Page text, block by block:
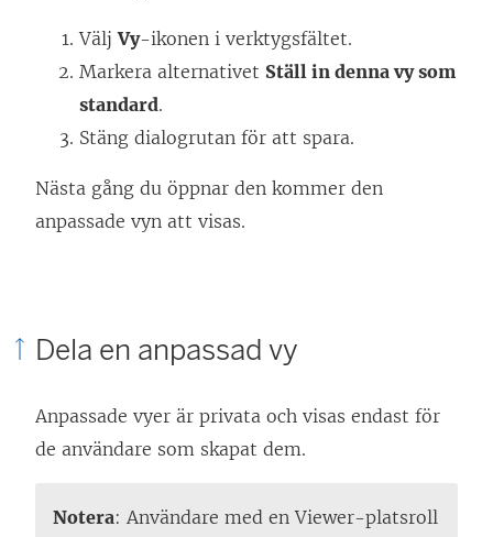
VäljVy-ikonen i verktygsfältet.
Markera alternativet Ställ in denna vy som
standard.
Stäng dialogrutan för att spara.
Nästa gång du öppnar den kommer den
anpassade vyn att visas.
Dela en anpassad vy
Anpassade vyer är privata och visas endast för
de användare som skapat dem.
Notera: Användare med en Viewer-platsroll